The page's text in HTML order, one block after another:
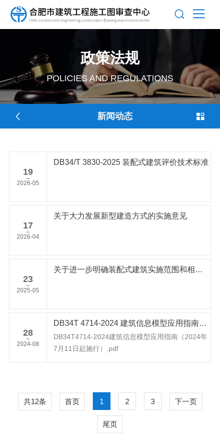
政策法规
POLICIES AND REGULATIONS
新闻动态
19
2026-05
DB34/T 3830-2025 装配式建筑评价技术标准
17
2026-04
关于大力发展新型建造方式的实施意见
23
2025-05
关于进一步明确装配式建筑实施范围和相关工作要求的通知
28
2024-08
DB34T 4714-2024 建筑信息模型应用指南（2024年7月11日起施行）
DB34T4714-2024建筑信息模型应用指南（2024年
7月11日起施行）.pdf
共12条 首页 1 2 3 下一页
尾页